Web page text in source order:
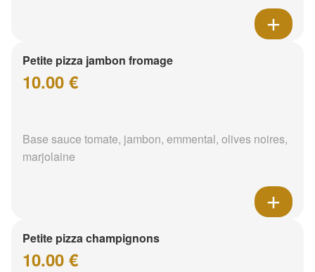
Petite pizza jambon fromage
10.00 €
Base sauce tomate, jambon, emmental, olives noires,
marjolaine
Petite pizza champignons
10.00 €